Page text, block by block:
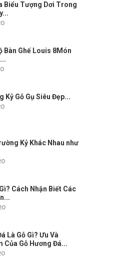
Biểu Tượng Dơi Trong
Bàn Ghế Louis 8Món
Kỷ Gỗ Gụ Siêu Đẹp...
Kỷ Khác Nhau như
Cách Nhận Biết Các
Là Gỗ Gì? Ưu Và
Của Gỗ Hương Đá...